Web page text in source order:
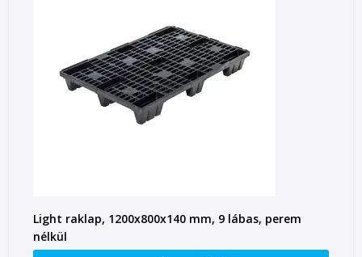
Light raklap, 1200x800x140 mm, 9 lábas, perem
nélkül